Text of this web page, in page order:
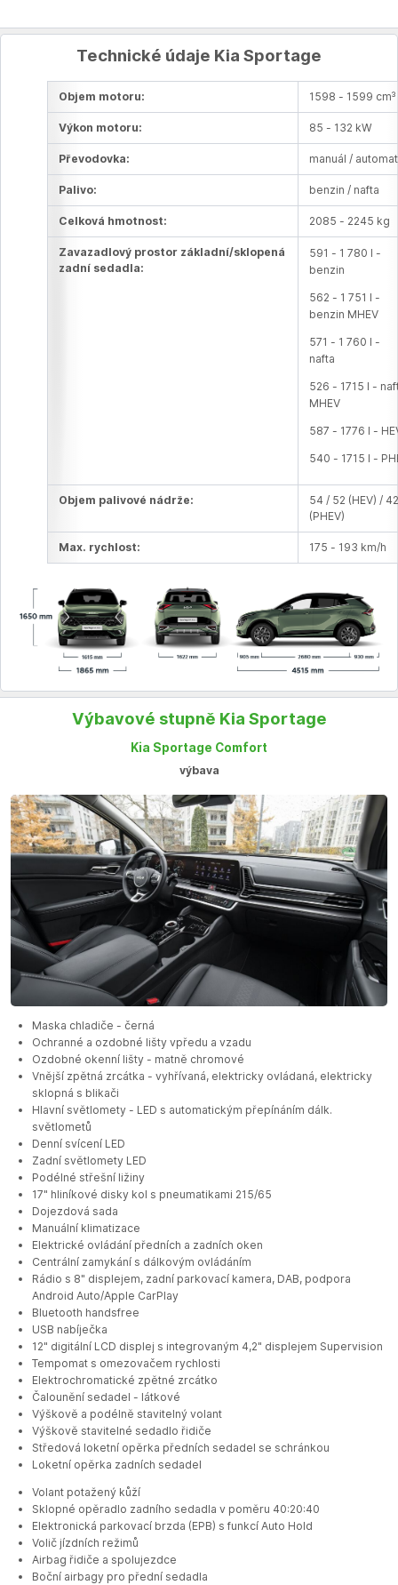
Technické údaje Kia Sportage
Objem motoru: 1598 - 1599 cm³
Výkon motoru: 85 - 132 kW
Převodovka: manuál / automat
Palivo: benzin / nafta
Celková hmotnost: 2085 - 2245 kg
Zavazadlový prostor základní/sklopená
zadní sedadla:
591 - 1 780 l -
benzin
562 - 1 751 l -
benzin MHEV
571 - 1 760 l -
nafta
526 - 1715 l -
MHEV
587 - 1776 l -
540 - 1715 l -
Objem palivové nádrže:
54 / 52 (HEV) / 42
(PHEV)
Max. rychlost: 175 - 193 km/h
Výbavové stupně Kia Sportage
Kia Sportage Comfort
výbava
Maska chladiče - černá
Ochranné a ozdobné lišty vpředu a vzadu
Ozdobné okenní lišty - matně chromové
Vnější zpětná zrcátka - vyhřívaná, elektricky ovládaná, elektricky
sklopná s blikači
Hlavní světlomety - LED s automatickým přepínáním dálk.
světlometů
Denní svícení LED
Zadní světlomety LED
Podélné střešní ližiny
17" hliníkové disky kol s pneumatikami 215/65
Dojezdová sada
Manuální klimatizace
Elektrické ovládání předních a zadních oken
Centrální zamykání s dálkovým ovládáním
Rádio s 8" displejem, zadní parkovací kamera, DAB, podpora
Android Auto/Apple CarPlay
Bluetooth handsfree
USB nabíječka
12" digitální LCD displej s integrovaným 4,2" displejem Supervision
Tempomat s omezovačem rychlosti
Elektrochromatické zpětné zrcátko
Čalounění sedadel - látkové
Výškově a podélně stavitelný volant
Výškově stavitelné sedadlo řidiče
Středová loketní opěrka předních sedadel se schránkou
Loketní opěrka zadních sedadel
Volant potažený kůží
Sklopné opěradlo zadního sedadla v poměru 40:20:40
Elektronická parkovací brzda (EPB) s funkcí Auto Hold
Volič jízdních režimů
Airbag řidiče a spolujezdce
Boční airbagy pro přední sedadla